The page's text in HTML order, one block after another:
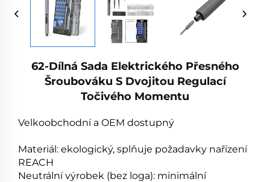
62-Dílná Sada Elektrického Přesného
Šroubováku S Dvojitou Regulací
Točivého Momentu
Velkoobchodní a OEM dostupný
Materiál: ekologický, splňuje požadavky nařízení
REACH
Neutrální výrobek (bez loga): minimální